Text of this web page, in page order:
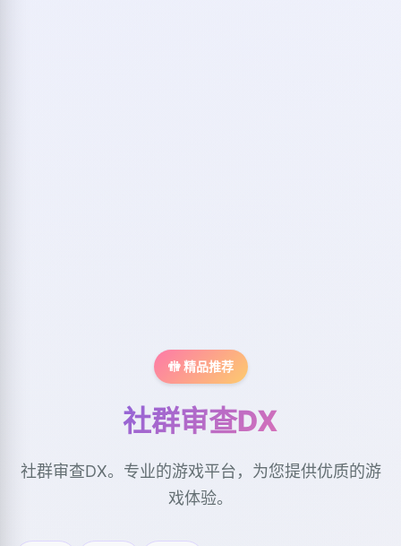
🚻 精品推荐
社群审查DX
社群审查DX。专业的游戏平台，为您提供优质的游
戏体验。